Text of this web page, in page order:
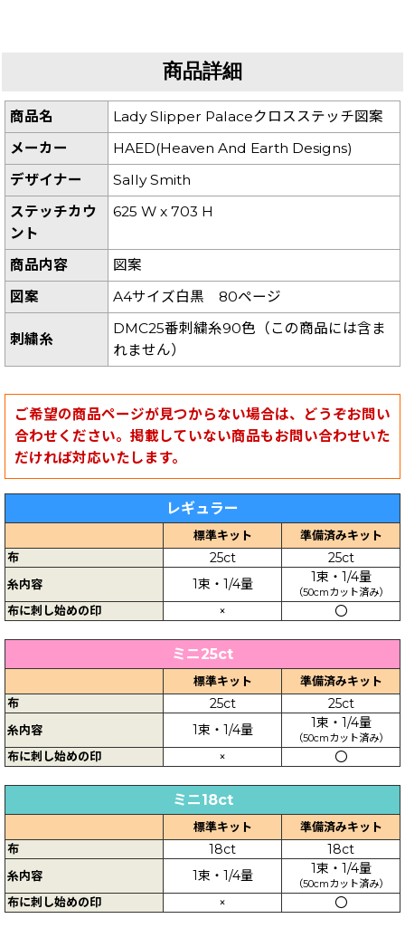
商品詳細
商品名
Lady Slipper Palaceクロスステッチ図案
メーカー
HAED(Heaven And Earth Designs)
デザイナー
Sally Smith
ステッチカウ
ント
625 W x 703 H
商品内容
図案
図案
A4サイズ白黒 80ページ
刺繍糸
DMC25番刺繍糸90色（この商品には含ま
れません）
ご希望の商品ページが見つからない場合は、どうぞお問い
合わせください。掲載していない商品もお問い合わせいた
だければ対応いたします。
レギュラー
標準キット
準備済みキット
布
25ct 25ct
糸内容 1束・1/4量 1束・1/4量
（50cmカット済み）
布に刺し始めの印 × 〇
ミニ25ct
標準キット
準備済みキット
布
25ct 25ct
糸内容 1束・1/4量 1束・1/4量
（50cmカット済み）
布に刺し始めの印 × 〇
ミニ18ct
標準キット
準備済みキット
布
18ct 18ct
糸内容 1束・1/4量 1束・1/4量
（50cmカット済み）
布に刺し始めの印 × 〇